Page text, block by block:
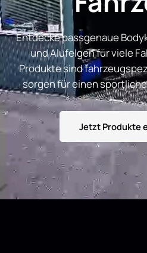
Entdecke passgenaue
und Alufelgen für viele
Produkte sind
sorgen für einen
Jetzt Produkte